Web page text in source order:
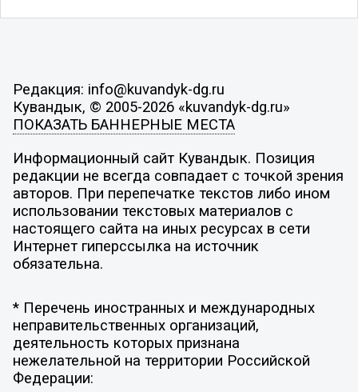
Редакция: info@kuvandyk-dg.ru
Кувандык, © 2005-2026 «kuvandyk-dg.ru»
ПОКАЗАТЬ БАННЕРНЫЕ МЕСТА
Информационный сайт Кувандык. Позиция
редакции не всегда совпадает с точкой зрения
авторов. При перепечатке текстов либо ином
использовании текстовых материалов с
настоящего сайта на иных ресурсах в сети
Интернет гиперссылка на источник
обязательна.
* Перечень иностранных и международных
неправительственных организаций,
деятельность которых признана
нежелательной на территории Российской
Федерации: